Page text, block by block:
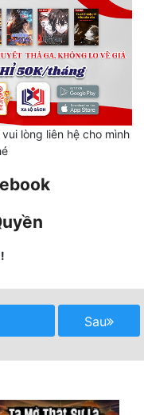
lòng liên hệ cho mình
Sau